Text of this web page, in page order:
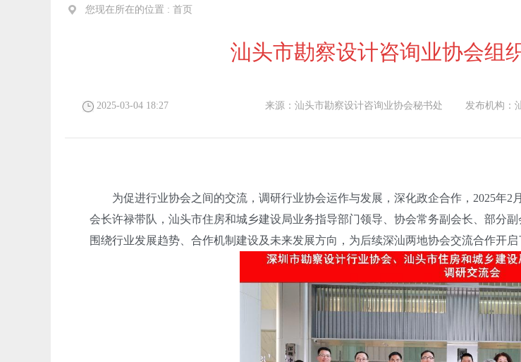
您现在所在的位置 : 首页
汕头市勘察设计咨询业协会组
2025-03-04 18:27 来源：汕头市勘察设计咨询业协会秘书处 发布机构：
为促进行业协会之间的交流，调研行业协会运作与发展，深化政企合作，2025年2
会长许禄带队，汕头市住房和城乡建设局业务指导部门领导、协会常务副会长、部分
围绕行业发展趋势、合作机制建设及未来发展方向，为后续深汕两地协会交流合作开启